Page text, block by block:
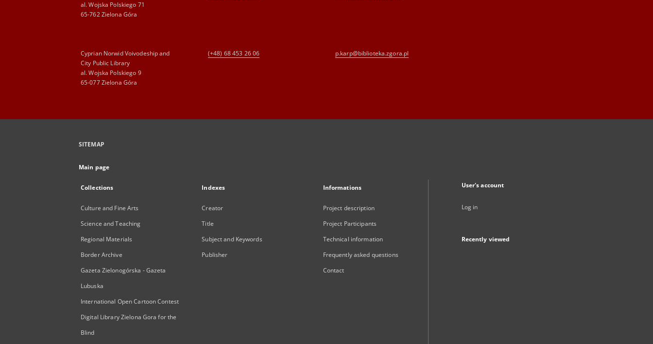
al. Wojska Polskiego 71
65-762 Zielona Góra
Cyprian Norwid Voivodeship and
City Public Library
al. Wojska Polskiego 9
65-077 Zielona Góra
(+48) 68 453 26 06 p.karp@biblioteka.zgora.pl
SITEMAP
Main page
Collections
Culture and Fine Arts
Science and Teaching
Regional Materials
Border Archive
Gazeta Zielonogórska - Gazeta
Lubuska
International Open Cartoon Contest
Digital Library Zielona Gora for the
Blind
Indexes
Creator
Title
Subject and Keywords
Publisher
Informations
Project description
Project Participants
Technical information
Frequently asked questions
Contact
User's account
Log in
Recently viewed